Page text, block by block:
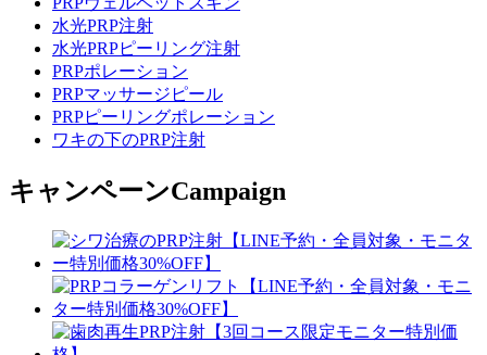
水光PRP注射
水光PRPピーリング注射
PRPポレーション
PRPマッサージピール
PRPピーリングポレーション
ワキの下のPRP注射
キャンペーンCampaign